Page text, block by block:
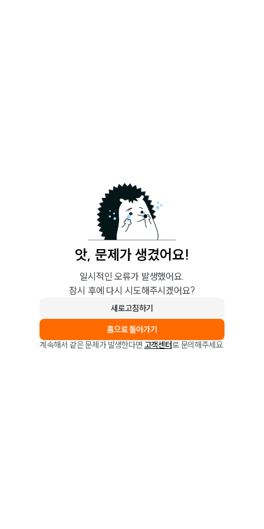
앗, 문제가 생겼어요!
일시적인 오류가 발생했어요.
잠시 후에 다시 시도해주시겠어요?
새로고침하기
홈으로 돌아가기
계속해서 같은 문제가 발생한다면 고객센터로 문의해주세요.